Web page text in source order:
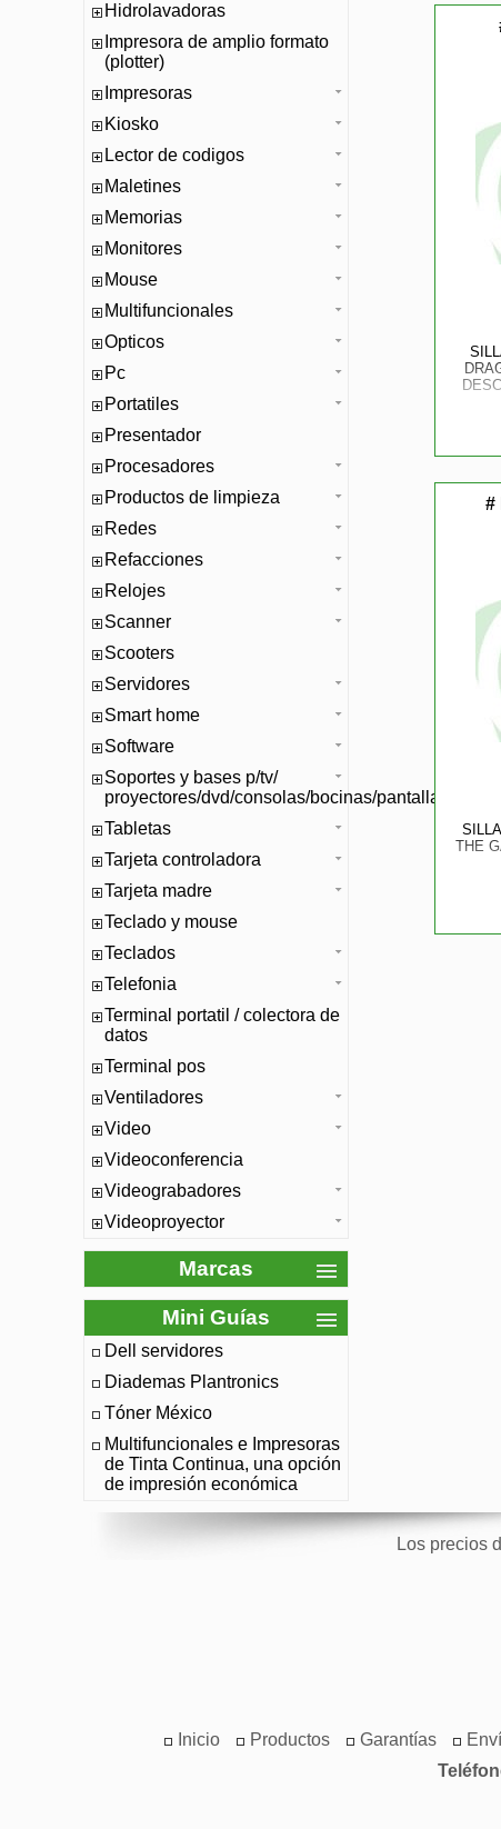
Hidrolavadoras
Impresora de amplio formato
(plotter)
Impresoras
Kiosko
Lector de codigos
Maletines
Memorias
Monitores
Mouse
Multifuncionales
Opticos
Pc
Portatiles
Presentador
Procesadores
Productos de limpieza
Redes
Refacciones
Relojes
Scanner
Scooters
Servidores
Smart home
Software
Soportes y bases p/tv/
proyectores/dvd/consolas/bocinas/pantallas/
Tabletas
Tarjeta controladora
Tarjeta madre
Teclado y mouse
Teclados
Telefonia
Terminal portatil / colectora de
datos
Terminal pos
Ventiladores
Video
Videoconferencia
Videograbadores
Videoproyector
Marcas
Mini Guías
Dell servidores
Diademas Plantronics
Tóner México
Multifuncionales e Impresoras
de Tinta Continua, una opción
de impresión económica
#
THE
Los precios
Inicio Productos Garantías